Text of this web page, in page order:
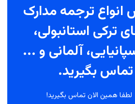
انواع ترجمه مدارک
ترکی استانبولی،
آلمانی و ...
تماس بگیرید.
لطفا همین الان تماس بگیرید!